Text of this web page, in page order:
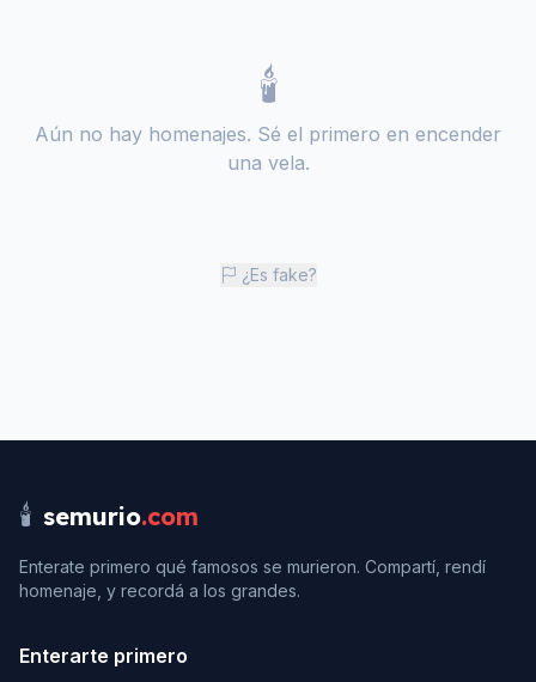
🕯️
Aún no hay homenajes. Sé el primero en encender
una vela.
¿Es fake?
🕯️ semurio.com
Enterate primero qué famosos se murieron. Compartí, rendí
homenaje, y recordá a los grandes.
Enterarte primero